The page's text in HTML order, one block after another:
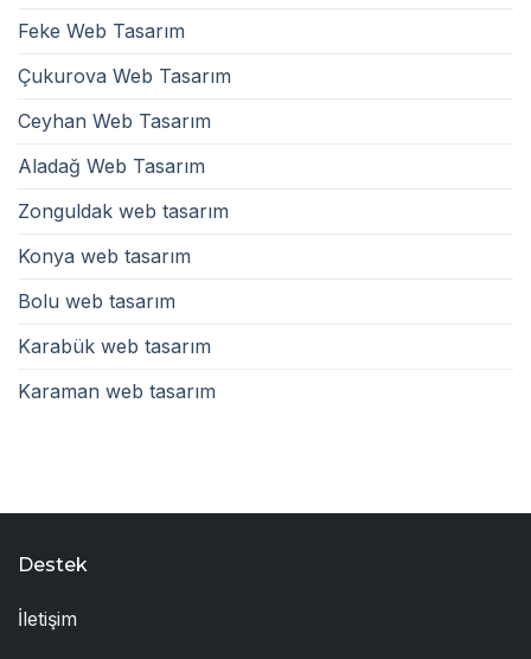
Feke Web Tasarım
Çukurova Web Tasarım
Ceyhan Web Tasarım
Aladağ Web Tasarım
Zonguldak web tasarım
Konya web tasarım
Bolu web tasarım
Karabük web tasarım
Karaman web tasarım
Destek
İletişim